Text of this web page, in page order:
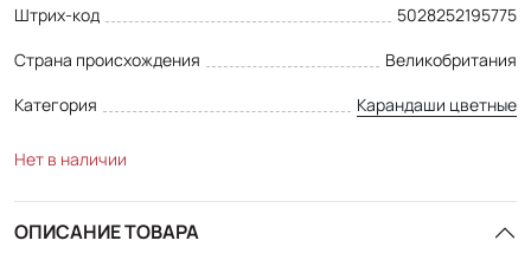
Штрих-код
5028252195775
Страна происхождения
Великобритания
Категория
Карандаши цветные
Нет в наличии
ОПИСАНИЕ ТОВАРА